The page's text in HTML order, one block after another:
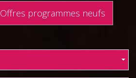
Offres programmes neufs